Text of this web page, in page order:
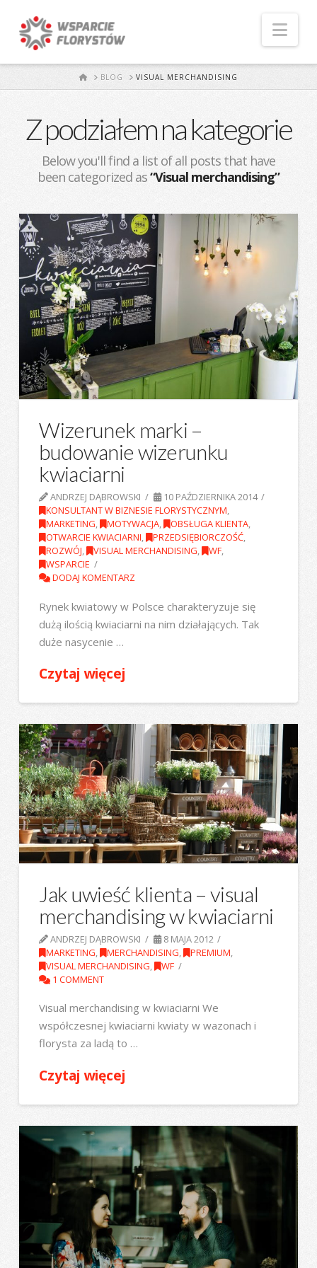
STARTBLOG VISUAL MERCHANDISING
Z podziałem na kategorie
Below you'll find a list of all posts that have
been categorized as“Visual merchandising”
Wizerunek marki –
budowanie wizerunku
kwiaciarni
ANDRZEJ DĄBROWSKI
10 PAŹDZIERNIKA 2014
KONSULTANT W BIZNESIE FLORYSTYCZNYM,
MARKETING, MOTYWACJA, OBSŁUGA KLIENTA,
OTWARCIE KWIACIARNI, PRZEDSIĘBIORCZOŚĆ,
ROZWÓJ, VISUAL MERCHANDISING, WF,
WSPARCIE
DODAJ KOMENTARZ
Rynek kwiatowy w Polsce charakteryzuje się
dużą ilością kwiaciarni na nim działających. Tak
duże nasycenie …
Czytaj więcej
Jak uwieść klienta – visual
merchandising w kwiaciarni
ANDRZEJ DĄBROWSKI
8 MAJA 2012
MARKETING, MERCHANDISING, PREMIUM,
VISUAL MERCHANDISING, WF
1 COMMENT
Visual merchandising w kwiaciarni We
współczesnej kwiaciarni kwiaty w wazonach i
florysta za ladą to …
Czytaj więcej